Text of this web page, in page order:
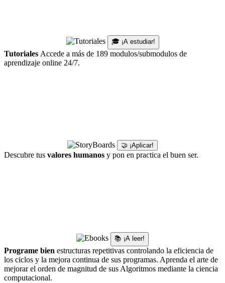
🎓 ¡A estudiar!
Tutoriales Accede a más de 189 modulos/submodulos de
aprendizaje online 24/7.
🤝 ¡Aplicar!
Descubre tus valores humanos y pon en practica el buen ser.
📚 ¡A leer!
Programe bien estructuras repetitivas controlando la eficiencia de
los ciclos y la mejora continua de sus programas. Aprenda el arte de
mejorar el orden de magnitud de sus Algoritmos mediante la ciencia
computacional.